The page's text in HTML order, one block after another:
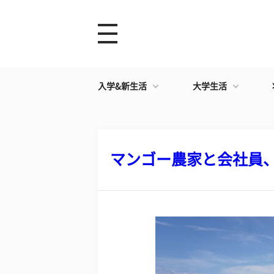
入学&新生活 大学生活
マンゴー農家と会社員